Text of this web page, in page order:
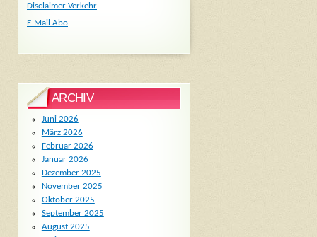
Disclaimer Verkehr
E-Mail Abo
ARCHIV
Juni 2026
März 2026
Februar 2026
Januar 2026
Dezember 2025
November 2025
Oktober 2025
September 2025
August 2025